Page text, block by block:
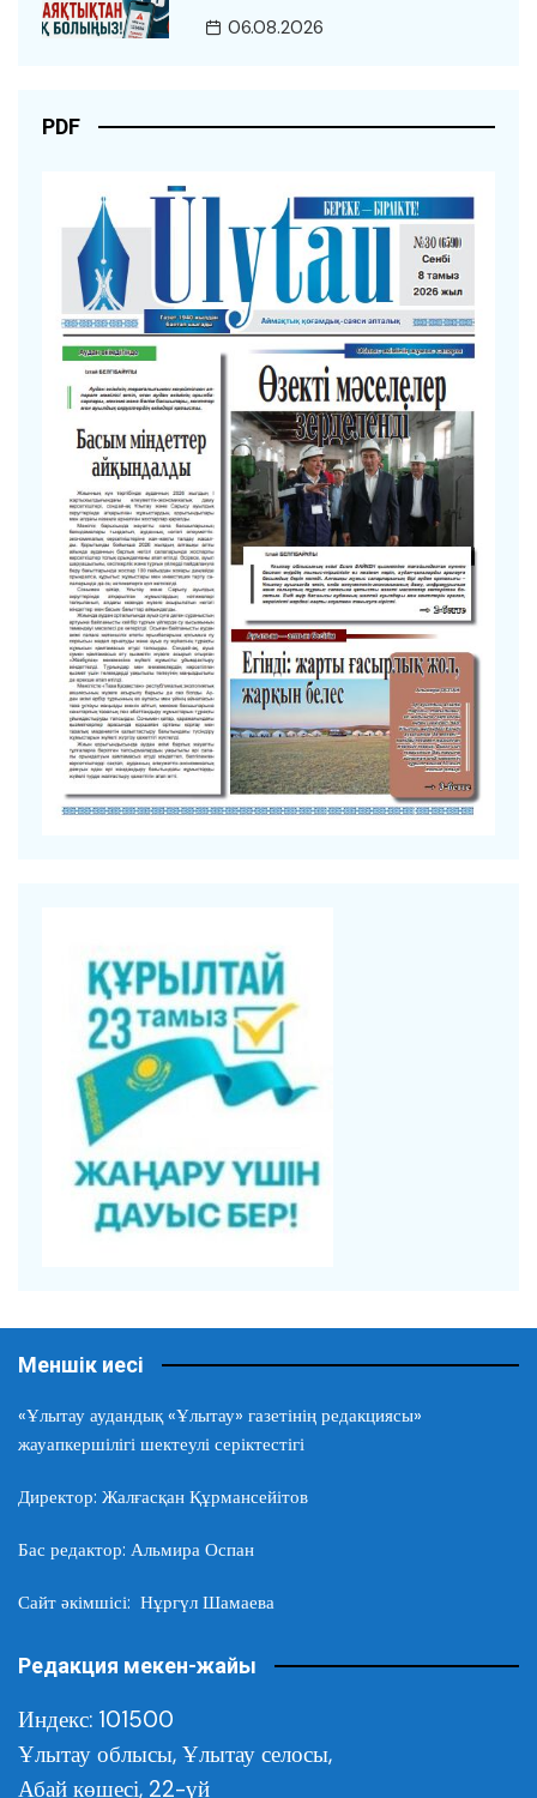
06.08.2026
PDF
Меншік иесі
«Ұлытау аудандық «Ұлытау» газетінің редакциясы»
жауапкершілігі шектеулі серіктестігі
Директор: Жалғасқан Құрмансейітов
Бас редактор: Альмира Оспан
Сайт әкімшісі: Нұргүл Шамаева
Редакция мекен-жайы
Индекс: 101500
Ұлытау облысы, Ұлытау селосы,
Абай көшесі, 22-үй